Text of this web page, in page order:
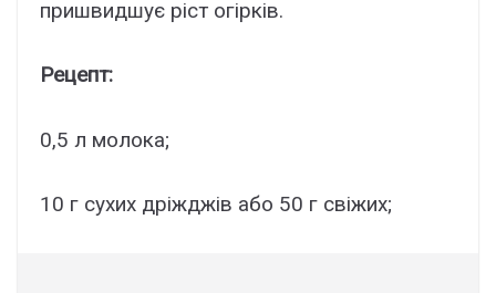
пришвидшує ріст огірків.
Рецепт:
0,5 л молока;
10 г сухих дріжджів або 50 г свіжих;